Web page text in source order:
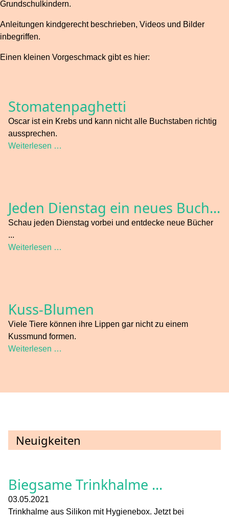
Grundschulkindern.
Anleitungen kindgerecht beschrieben, Videos und Bilder
inbegriffen.
Einen kleinen Vorgeschmack gibt es hier:
Stomatenpaghetti
Oscar ist ein Krebs und kann nicht alle Buchstaben richtig
aussprechen.
Weiterlesen …
Jeden Dienstag ein neues Buch...
Schau jeden Dienstag vorbei und entdecke neue Bücher
...
Weiterlesen …
Kuss-Blumen
Viele Tiere können ihre Lippen gar nicht zu einem
Kussmund formen.
Weiterlesen …
Neuigkeiten
Biegsame Trinkhalme ...
03.05.2021
Trinkhalme aus Silikon mit Hygienebox. Jetzt bei